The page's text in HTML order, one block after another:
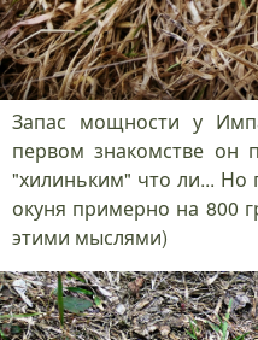
Запас мощности у
первом знакомстве он
"хилиньким" что ли... Но
окуня примерно на 800
этими мыслями)